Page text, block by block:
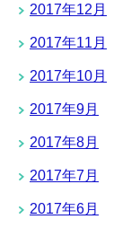
2017年12月
2017年11月
2017年10月
2017年9月
2017年8月
2017年7月
2017年6月